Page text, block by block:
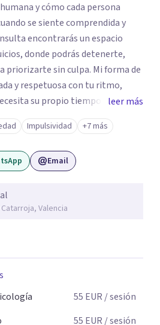
y cómo cada persona
se siente comprendida y
donde podrás detenerte,
priorizarte sin culpa. Mi forma de
y respetuosa con tu ritmo,
su propio tiempo. Mi
lo que sientes, cuidar
hacia una vida más
con quien eres. Si has
sea el momento de elegirte. Ir
leer más
Impulsividad +7 más
Email
Valencia
55 EUR / sesión
55 EUR / sesión